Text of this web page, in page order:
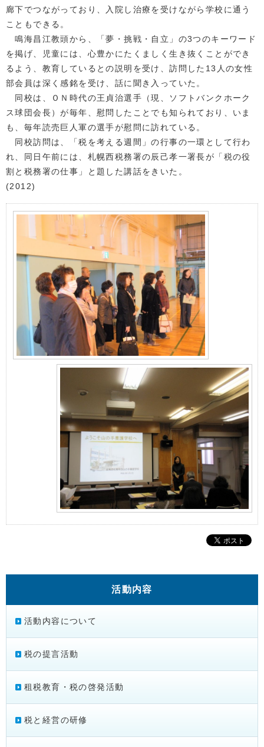
廊下でつながっており、入院し治療を受けながら学校に通う
こともできる。
鳴海昌江教頭から、「夢・挑戦・自立」の3つのキーワード
を掲げ、児童には、心豊かにたくましく生き抜くことができ
るよう、教育しているとの説明を受け、訪問した13人の女性
部会員は深く感銘を受け、話に聞き入っていた。
同校は、ＯＮ時代の王貞治選手（現、ソフトバンクホーク
ス球団会長）が毎年、慰問したことでも知られており、いま
も、毎年読売巨人軍の選手が慰問に訪れている。
同校訪問は、「税を考える週間」の行事の一環として行わ
れ、同日午前には、札幌西税務署の辰己孝一署長が「税の役
割と税務署の仕事」と題した講話をきいた。
(2012)
活動内容
活動内容について
税の提言活動
租税教育・税の啓発活動
税と経営の研修